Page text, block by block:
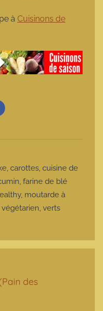
à Cuisinons de
, carottes, cuisine de
, farine de blé
, moutarde à
végétarien, verts
des